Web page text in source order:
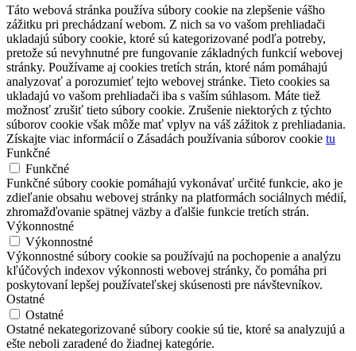
Táto webová stránka používa súbory cookie na zlepšenie vášho
zážitku pri prechádzaní webom. Z nich sa vo vašom prehliadači
ukladajú súbory cookie, ktoré sú kategorizované podľa potreby,
pretože sú nevyhnutné pre fungovanie základných funkcií webovej
stránky. Používame aj cookies tretích strán, ktoré nám pomáhajú
analyzovať a porozumieť tejto webovej stránke. Tieto cookies sa
ukladajú vo vašom prehliadači iba s vaším súhlasom. Máte tiež
možnosť zrušiť tieto súbory cookie. Zrušenie niektorých z týchto
súborov cookie však môže mať vplyv na váš zážitok z prehliadania.
Získajte viac informácií o Zásadách používania súborov cookie tu
Funkčné
Funkčné
Funkčné súbory cookie pomáhajú vykonávať určité funkcie, ako je
zdieľanie obsahu webovej stránky na platformách sociálnych médií,
zhromažďovanie spätnej väzby a ďalšie funkcie tretích strán.
Výkonnostné
Výkonnostné
Výkonnostné súbory cookie sa používajú na pochopenie a analýzu
kľúčových indexov výkonnosti webovej stránky, čo pomáha pri
poskytovaní lepšej používateľskej skúsenosti pre návštevníkov.
Ostatné
Ostatné
Ostatné nekategorizované súbory cookie sú tie, ktoré sa analyzujú a
ešte neboli zaradené do žiadnej kategórie.